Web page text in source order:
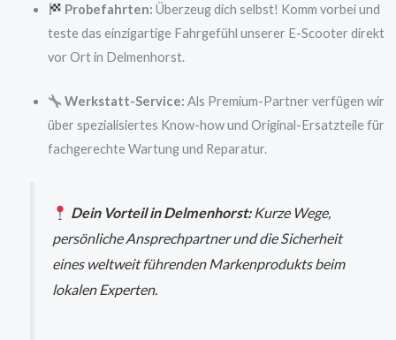
Probefahrten: Überzeug dich selbst! Komm vorbei und
teste das einzigartige Fahrgefühl unserer E-Scooter direkt
vor Ort in Delmenhorst.
Werkstatt-Service: Als Premium-Partner verfügen wir
über spezialisiertes Know-how und Original-Ersatzteile für
fachgerechte Wartung und Reparatur.
Dein Vorteil in Delmenhorst:Kurze Wege,
persönliche Ansprechpartner und die Sicherheit
eines weltweit führenden Markenprodukts beim
lokalen Experten.